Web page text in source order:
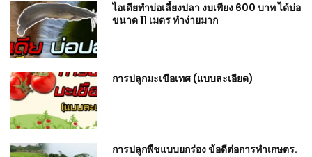
ไอเดียทำบ่อเลี้ยงปลา งบเพียง 600 บาท ได้บ่อ
ขนาด 11 เมตร ทำง่ายมาก
การปลูกมะเขือเทศ (แบบละเอียด)
การปลูกพืชแบบยกร่อง ข้อดีต่อการทำเกษตร.